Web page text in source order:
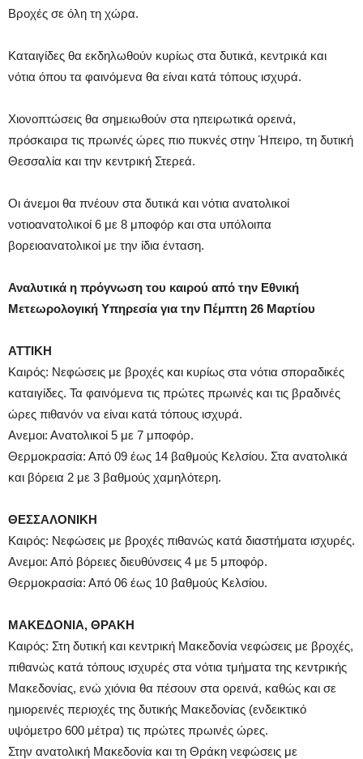
Βροχές σε όλη τη χώρα.
Καταιγίδες θα εκδηλωθούν κυρίως στα δυτικά, κεντρικά και
νότια όπου τα φαινόμενα θα είναι κατά τόπους ισχυρά.
Χιονοπτώσεις θα σημειωθούν στα ηπειρωτικά ορεινά,
πρόσκαιρα τις πρωινές ώρες πιο πυκνές στην Ήπειρο, τη δυτική
Θεσσαλία και την κεντρική Στερεά.
Οι άνεμοι θα πνέουν στα δυτικά και νότια ανατολικοί
νοτιοανατολικοί 6 με 8 μποφόρ και στα υπόλοιπα
βορειοανατολικοί με την ίδια ένταση.
Αναλυτικά η πρόγνωση του καιρού από την Εθνική
Μετεωρολογική Υπηρεσία για την Πέμπτη 26 Μαρτίου
ΑΤΤΙΚΗ
Καιρός: Νεφώσεις με βροχές και κυρίως στα νότια σποραδικές
καταιγίδες. Τα φαινόμενα τις πρώτες πρωινές και τις βραδινές
ώρες πιθανόν να είναι κατά τόπους ισχυρά.
Aνεμοι: Ανατολικοί 5 με 7 μποφόρ.
Θερμοκρασία: Από 09 έως 14 βαθμούς Κελσίου. Στα ανατολικά
και βόρεια 2 με 3 βαθμούς χαμηλότερη.
ΘΕΣΣΑΛΟΝΙΚΗ
Καιρός: Νεφώσεις με βροχές πιθανώς κατά διαστήματα ισχυρές.
Aνεμοι: Από βόρειες διευθύνσεις 4 με 5 μποφόρ.
Θερμοκρασία: Από 06 έως 10 βαθμούς Κελσίου.
ΜΑΚΕΔΟΝΙΑ, ΘΡΑΚΗ
Καιρός: Στη δυτική και κεντρική Μακεδονία νεφώσεις με βροχές,
πιθανώς κατά τόπους ισχυρές στα νότια τμήματα της κεντρικής
Μακεδονίας, ενώ χιόνια θα πέσουν στα ορεινά, καθώς και σε
ημιορεινές περιοχές της δυτικής Μακεδονίας (ενδεικτικό
υψόμετρο 600 μέτρα) τις πρώτες πρωινές ώρες.
Στην ανατολική Μακεδονία και τη Θράκη νεφώσεις με